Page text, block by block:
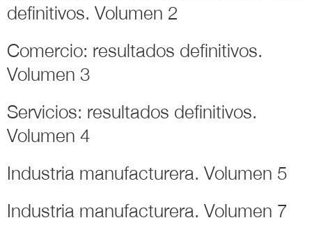
definitivos. Volumen 2
Comercio: resultados definitivos.
Volumen 3
Servicios: resultados definitivos.
Volumen 4
Industria manufacturera. Volumen 5
Industria manufacturera. Volumen 7